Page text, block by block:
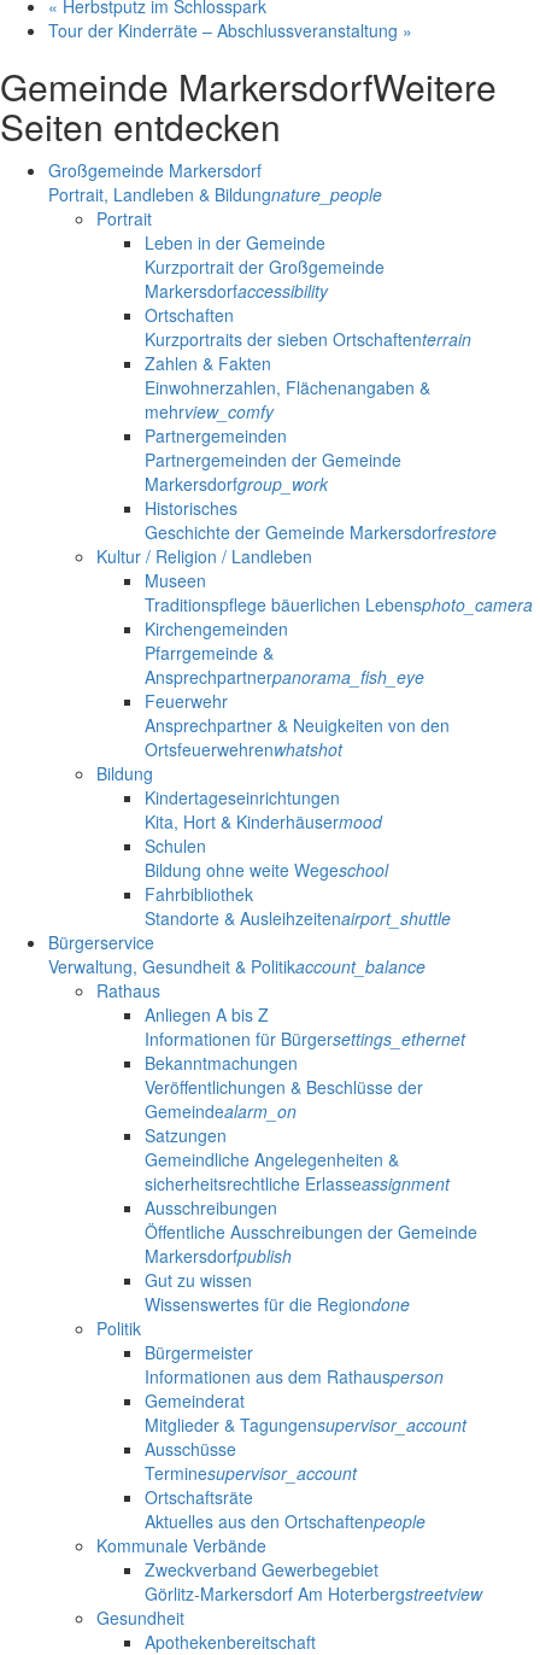
« Herbstputz im Schlosspark
Tour der Kinderräte – Abschlussveranstaltung »
Gemeinde MarkersdorfWeitere
Seiten entdecken
Großgemeinde Markersdorf
Portrait, Landleben & Bildungnature_people
Portrait
Leben in der Gemeinde
Kurzportrait der Großgemeinde
Markersdorfaccessibility
Ortschaften
Kurzportraits der sieben Ortschaftenterrain
Zahlen & Fakten
Einwohnerzahlen, Flächenangaben &
mehrview_comfy
Partnergemeinden
Partnergemeinden der Gemeinde
Markersdorfgroup_work
Historisches
Geschichte der Gemeinde Markersdorfrestore
Kultur / Religion / Landleben
Museen
Traditionspflege bäuerlichen Lebensphoto_camera
Kirchengemeinden
Pfarrgemeinde &
Ansprechpartnerpanorama_fish_eye
Feuerwehr
Ansprechpartner & Neuigkeiten von den
Ortsfeuerwehrenwhatshot
Bildung
Kindertageseinrichtungen
Kita, Hort & Kinderhäusermood
Schulen
Bildung ohne weite Wegeschool
Fahrbibliothek
Standorte & Ausleihzeitenairport_shuttle
Bürgerservice
Verwaltung, Gesundheit & Politikaccount_balance
Rathaus
Anliegen A bis Z
Informationen für Bürgersettings_ethernet
Bekanntmachungen
Veröffentlichungen & Beschlüsse der
Gemeindealarm_on
Satzungen
Gemeindliche Angelegenheiten &
sicherheitsrechtliche Erlasseassignment
Ausschreibungen
Öffentliche Ausschreibungen der Gemeinde
Markersdorfpublish
Gut zu wissen
Wissenswertes für die Regiondone
Politik
Bürgermeister
Informationen aus dem Rathausperson
Gemeinderat
Mitglieder & Tagungensupervisor_account
Ausschüsse
Terminesupervisor_account
Ortschaftsräte
Aktuelles aus den Ortschaftenpeople
Kommunale Verbände
Zweckverband Gewerbegebiet
Görlitz-Markersdorf Am Hoterbergstreetview
Gesundheit
Apothekenbereitschaft